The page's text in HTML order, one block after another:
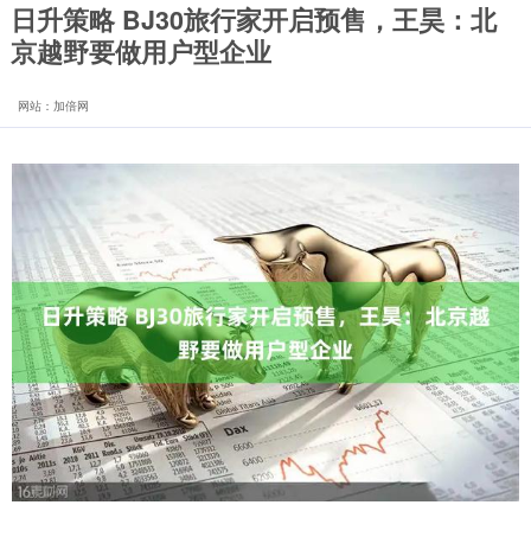
日升策略 BJ30旅行家开启预售，王昊：北
京越野要做用户型企业
网站：加倍网